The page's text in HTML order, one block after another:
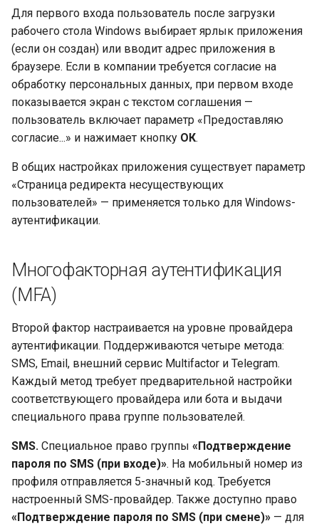
Для первого входа пользователь после загрузки
рабочего стола Windows выбирает ярлык приложения
(если он создан) или вводит адрес приложения в
браузере. Если в компании требуется согласие на
обработку персональных данных, при первом входе
показывается экран с текстом соглашения —
пользователь включает параметр «Предоставляю
согласие...» и нажимает кнопку ОК.
В общих настройках приложения существует параметр
«Страница редиректа несуществующих
пользователей» — применяется только для Windows-
аутентификации.
Многофакторная аутентификация
(MFA)
Второй фактор настраивается на уровне провайдера
аутентификации. Поддерживаются четыре метода:
SMS, Email, внешний сервис Multifactor и Telegram.
Каждый метод требует предварительной настройки
соответствующего провайдера или бота и выдачи
специального права группе пользователей.
SMS. Специальное право группы «Подтверждение
пароля по SMS (при входе)». На мобильный номер из
профиля отправляется 5-значный код. Требуется
настроенный SMS-провайдер. Также доступно право
«Подтверждение пароля по SMS (при смене)» — для